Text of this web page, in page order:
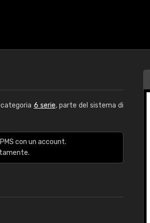
6 serie, parte del sistema di
con un account.